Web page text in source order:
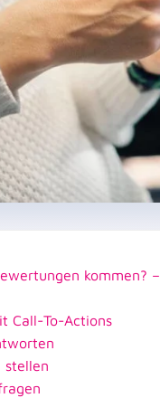
kommen?
Call-To-Actions
stellen